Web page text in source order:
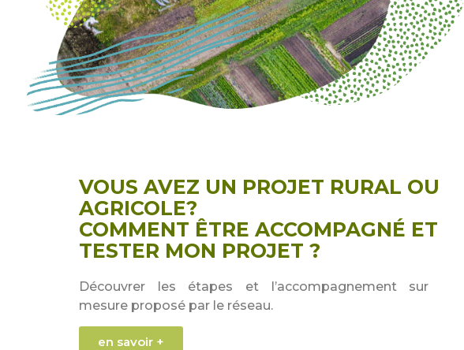
VOUS AVEZ UN PROJET RURAL OU
AGRICOLE?
COMMENT ÊTRE ACCOMPAGNÉ ET
TESTER MON PROJET ?
Découvrer les étapes et l’accompagnement sur
mesure proposé par le réseau.
en savoir +